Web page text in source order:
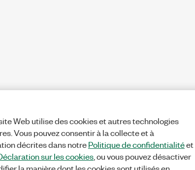
Web utilise des cookies et autres technologies
Vous pouvez consentir à la collecte et à
décrites dans notrePolitique de confidentialitéet
sur les cookies, ou vous pouvez désactiver